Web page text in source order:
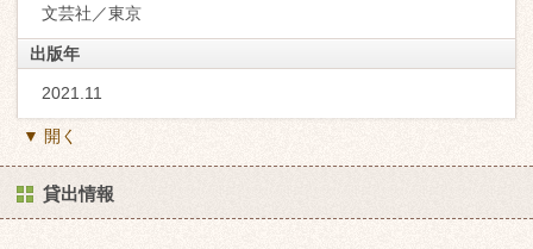
文芸社／東京
出版年
2021.11
▼ 開く
貸出情報